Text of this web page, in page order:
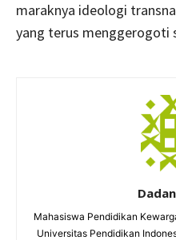
maraknya ideologi
yang terus menggerogoti
Mahasiswa Pendidikan
Universitas Pendidikan